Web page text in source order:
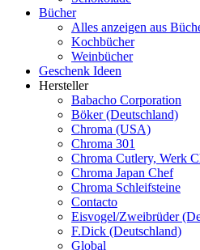
Bücher
Alles anzeigen aus
Kochbücher
Weinbücher
Geschenk Ideen
Hersteller
Babacho Corporation
Böker (Deutschland)
Chroma (USA)
Chroma 301
Chroma Cutlery, Werk
Chroma Japan Chef
Chroma Schleifsteine
Contacto
Eisvogel/Zweibrüder
F.Dick (Deutschland)
Global